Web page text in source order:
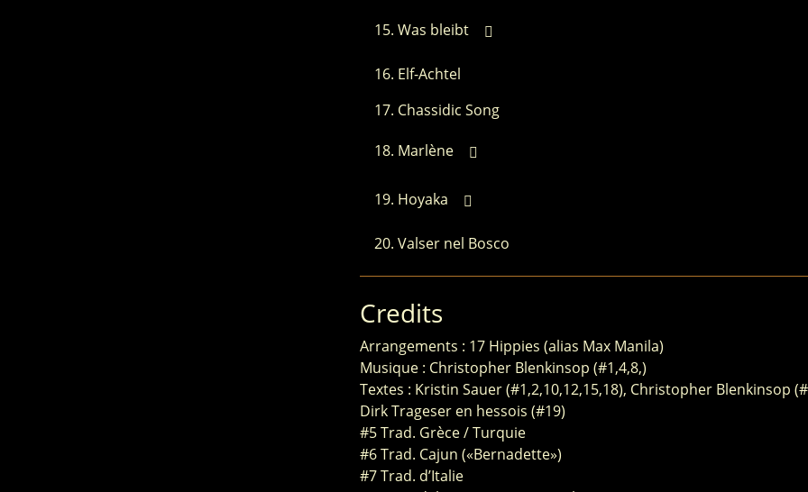
Was bleibt
Elf-Achtel
Chassidic Song
Marlène
Hoyaka
Valser nel Bosco
Credits
Arrangements : 17 Hippies (alias Max Manila)
Musique : Christopher Blenkinsop (#1,4,8,)
Textes : Kristin Sauer (#1,2,10,12,15,18), Christopher Blenkinsop
Dirk Trageser en hessois (#19)
#5 Trad. Grèce / Turquie
#6 Trad. Cajun («Bernadette»)
#7 Trad. d’Italie